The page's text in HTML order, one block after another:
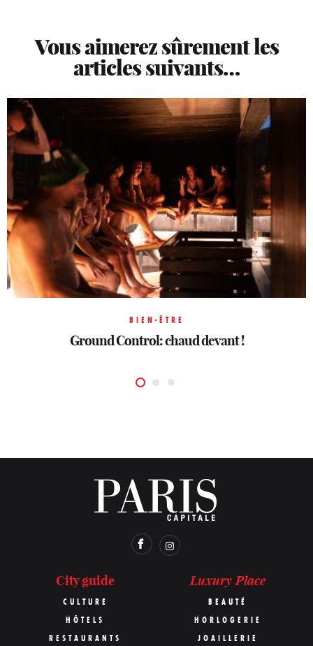
Vous aimerez sûrement les
articles suivants…
BIEN-ÊTRE
Ground Control: chaud devant !
BIEN-ÊTRE
Sant Roch souffle le chaud et le froid
BIEN-ÊTRE
Ground Control: chaud devant !
City guide
CULTURE
HÔTELS
RESTAURANTS
Luxury Place
BEAUTÉ
HORLOGERIE
JOAILLERIE